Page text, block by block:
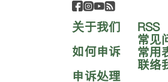
关于我们
如何申诉
申诉处理
RSS
常见
常用
联络